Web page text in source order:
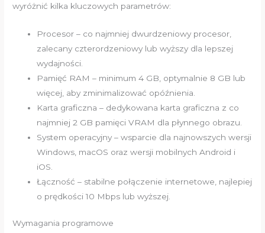
wyróżnić kilka kluczowych parametrów:
Procesor – co najmniej dwurdzeniowy procesor,
zalecany czterordzeniowy lub wyższy dla lepszej
wydajności.
Pamięć RAM – minimum 4 GB, optymalnie 8 GB lub
więcej, aby zminimalizować opóźnienia.
Karta graficzna – dedykowana karta graficzna z co
najmniej 2 GB pamięci VRAM dla płynnego obrazu.
System operacyjny – wsparcie dla najnowszych wersji
Windows, macOS oraz wersji mobilnych Android i
iOS.
Łączność – stabilne połączenie internetowe, najlepiej
o prędkości 10 Mbps lub wyższej.
Wymagania programowe